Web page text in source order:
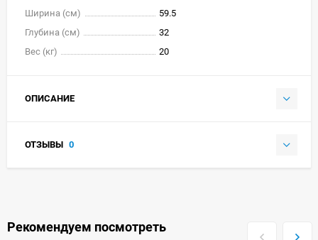
Ширина (см)
59.5
Глубина (см)
32
Вес (кг)
20
ОПИСАНИЕ
ОТЗЫВЫ 0
Рекомендуем посмотреть